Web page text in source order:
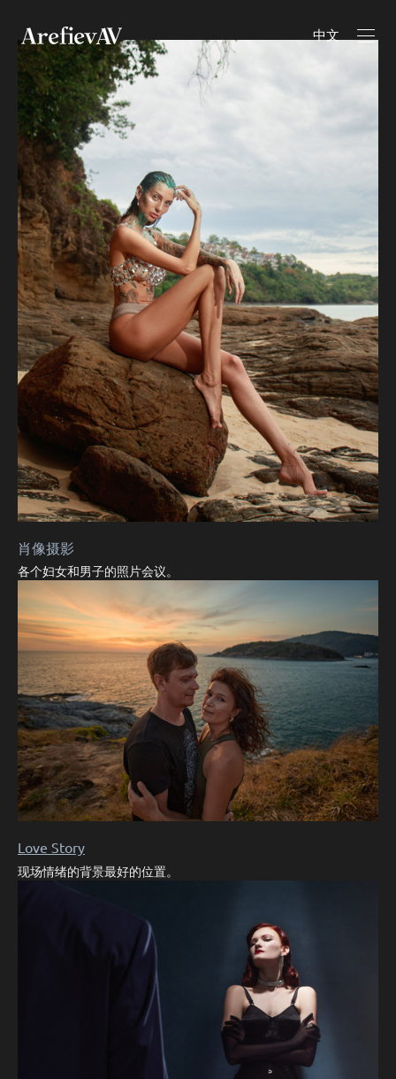
中文
5
肖像摄影
各个妇女和男子的照片会议。
Love Story
现场情绪的背景最好的位置。